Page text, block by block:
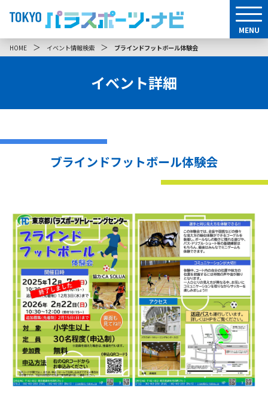
MENU
HOME ＞ イベント情報検索 ＞ ブラインドフットボール体験会
イベント詳細
ブラインドフットボール体験会